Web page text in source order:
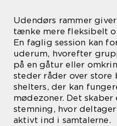
Udendørs rammer
tænke mere fleksibelt
En faglig session kan
uderum, hvorefter
på en gåtur eller
steder råder over store
shelters, der kan
mødezoner. Det skaber
stemning, hvor
aktivt ind i samtalerne.